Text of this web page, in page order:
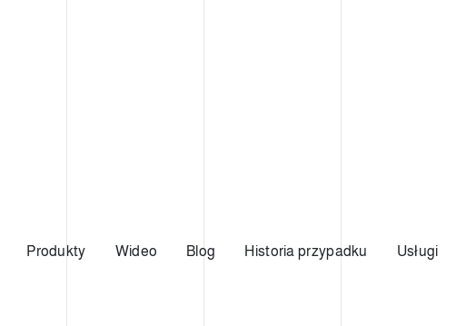
Produkty Wideo Blog Historia przypadku Usługi